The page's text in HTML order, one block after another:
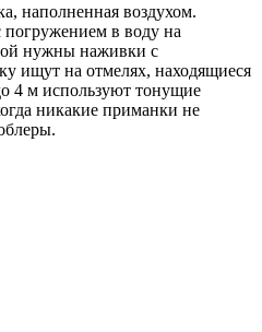
наполненная воздухом.
погружением в воду на
нужны наживки с
ищут на отмелях, находящиеся
4 м используют тонущие
никакие приманки не